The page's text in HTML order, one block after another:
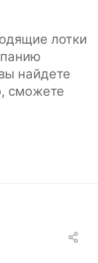
лотки
найдете
сможете